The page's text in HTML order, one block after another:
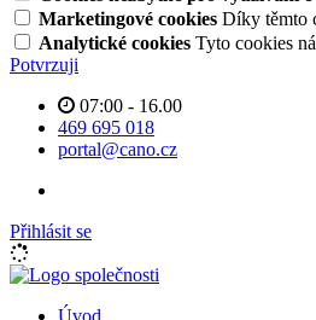
Marketingové cookies Díky těmto
Analytické cookies Tyto cookies
Potvrzuji
07:00 - 16.00
469 695 018
portal@cano.cz
Přihlásit se
Úvod